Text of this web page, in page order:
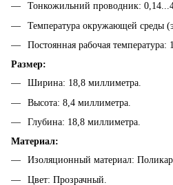
Тонкожильний проводник:
Температура окружающей среды
Постоянная рабочая температура:
Размер:
Ширина: 18,8 миллиметра.
Высота: 8,4 миллиметра.
Глубина: 18,8 миллиметра.
Материал:
Изоляционный материал:
Цвет: Прозрачный.